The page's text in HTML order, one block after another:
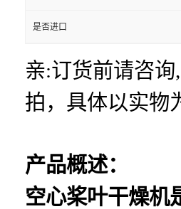
是否进口
亲:订货前请咨
拍，具体以实物
产品概述：
空心桨叶干燥机